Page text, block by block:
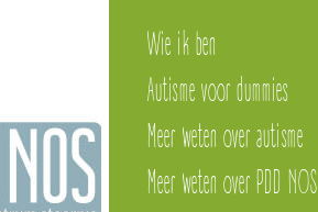
Wie ik ben
Autisme voor dummies
Meer weten over autisme
Meer weten over PDD NOS